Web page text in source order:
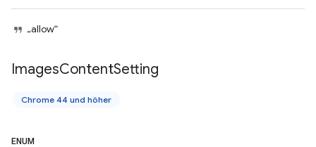
„allow“
ImagesContentSetting
Chrome 44 und höher
ENUM